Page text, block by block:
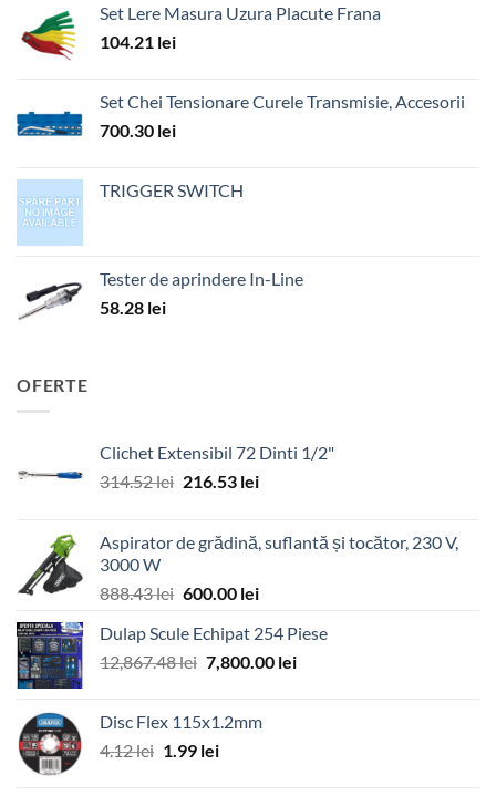
Set Lere Masura Uzura Placute Frana
104.21 lei
Set Chei Tensionare Curele Transmisie, Accesorii
700.30 lei
TRIGGER SWITCH
Tester de aprindere In-Line
58.28 lei
OFERTE
Clichet Extensibil 72 Dinti 1/2"
314.52lei Prețul
fost:
216.53 leiPrețul
216.53 lei.
Aspirator de grădină, suflantă și tocător, 230 V,
3000 W
888.43lei Prețul
a
fost:
600.00 leiPrețul
este:
600.00 lei.
Dulap Scule Echipat 254 Piese
12,867.48lei Prețul
fost:
12,867.48 lei.
7,800.00 leiPrețul
Disc Flex 115x1.2mm
4.12lei Prețul
1.99 leiPrețul